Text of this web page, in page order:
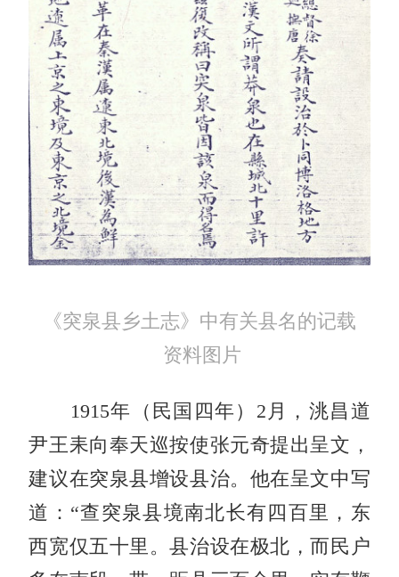
《突泉县乡土志》中有关县名的记载
资料图片
1915年（民国四年）2月，洮昌道
尹王耒向奉天巡按使张元奇提出呈文，
建议在突泉县增设县治。他在呈文中写
道：“查突泉县境南北长有四百里，东
西宽仅五十里。县治设在极北，而民户